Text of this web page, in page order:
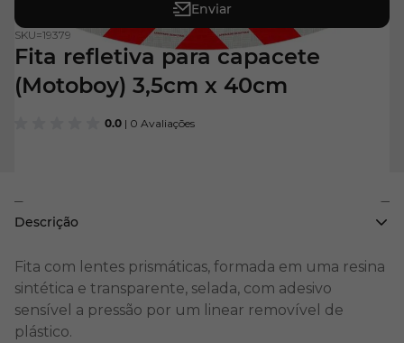
0.0 | 0 Avaliações
SKU=19379
Fita refletiva para capacete
(Motoboy) 3,5cm x 40cm
Enviar
Descrição
Fita com lentes prismáticas, formada em uma resina
sintética e transparente, selada, com adesivo
sensível a pressão por um linear removível de
plástico.